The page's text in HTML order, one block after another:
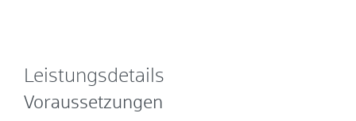
Leistungsdetails
Voraussetzungen